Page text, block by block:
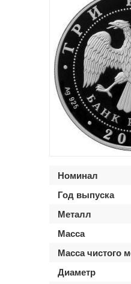
Номинал
Год выпуска
Металл
Масса
Масса чистого
Диаметр